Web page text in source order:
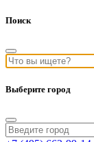
Поиск
Выберите город